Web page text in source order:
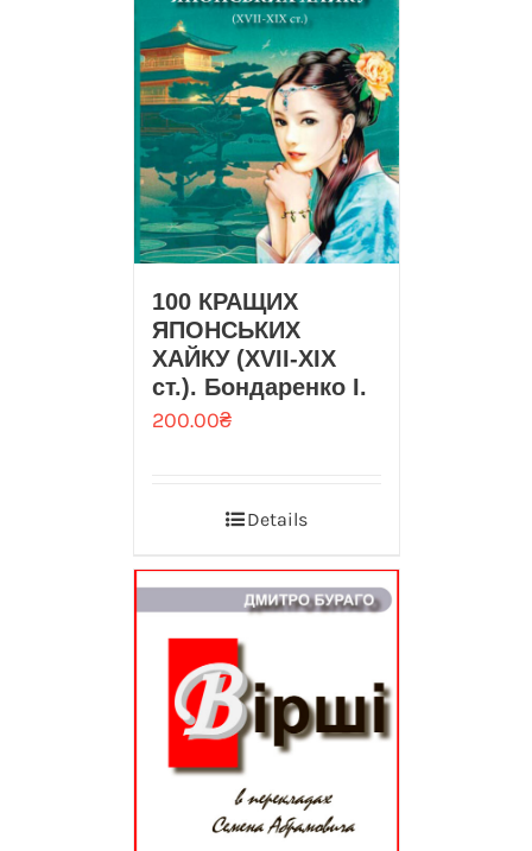
100 КРАЩИХ
ЯПОНСЬКИХ
ХАЙКУ (XVII-XIX
ст.). Бондаренко І.
200.00₴
Details